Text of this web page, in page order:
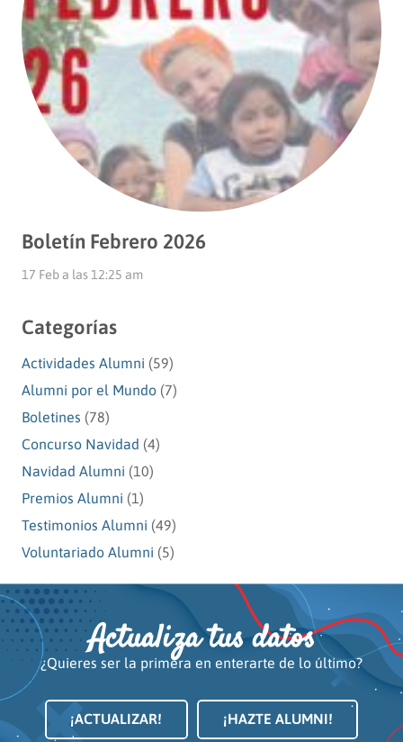
Boletín Febrero 2026
17 Feb a las 12:25 am
Categorías
Actividades Alumni (59)
Alumni por el Mundo (7)
Boletines (78)
Concurso Navidad (4)
Navidad Alumni (10)
Premios Alumni (1)
Testimonios Alumni (49)
Voluntariado Alumni (5)
Actualiza tus datos
¿Quieres ser la primera en enterarte de lo último?
¡ACTUALIZAR! ¡HAZTE ALUMNI!